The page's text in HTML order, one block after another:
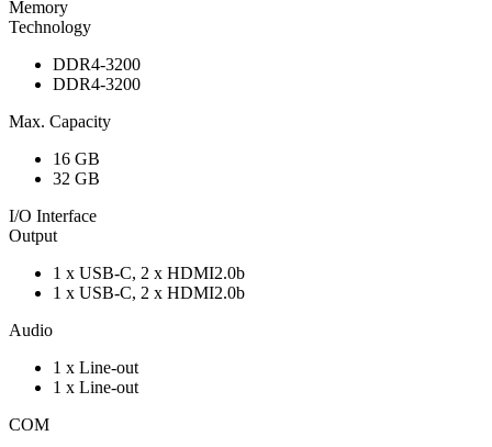
Memory
Technology
DDR4-3200
DDR4-3200
Max. Capacity
16 GB
32 GB
I/O Interface
Output
1 x USB-C, 2 x HDMI2.0b
1 x USB-C, 2 x HDMI2.0b
Audio
1 x Line-out
1 x Line-out
COM